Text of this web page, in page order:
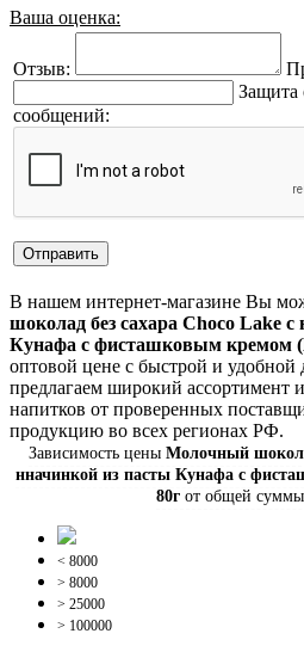
Ваша оценка:
Отзыв:
Защита
сообщений:
В нашем интернет-магазине Вы
шоколад без сахара Choco Lake с
Кунафа с фисташковым кремом
оптовой цене с быстрой и удобной
предлагаем широкий ассортимент
напитков от проверенных
продукцию во всех регионах РФ.
Зависимость цены Молочный
нначинкой из пасты Кунафа с
80гот общей суммы
< 8000
> 8000
> 25000
> 100000